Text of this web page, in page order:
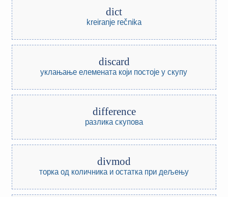
dict
kreiranje rečnika
discard
уклањање елемената који постоје у скупу
difference
разлика скупова
divmod
торка од количника и остатка при дељењу